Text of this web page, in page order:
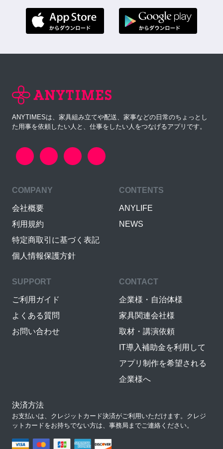
ANYTIMESは、家具組み立てや配送、家事などの日常のちょっとし
た用事を依頼したい人と、仕事をしたい人をつなげるアプリです。
COMPANY
会社概要
利用規約
特定商取引に基づく表記
個人情報保護方針
CONTENTS
ANYLIFE
NEWS
SUPPORT
ご利用ガイド
よくある質問
お問い合わせ
CONTACT
企業様・自治体様
家具関連会社様
取材・講演依頼
IT導入補助金を利用して
アプリ制作を希望される
企業様へ
決済方法
お支払いは、クレジットカード決済がご利用いただけます。クレジ
ットカードをお持ちでない方は、事務局までご連絡ください。